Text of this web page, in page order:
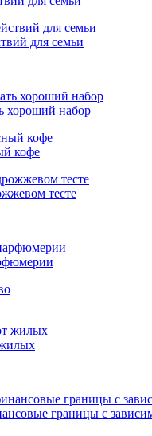
для семьи
хороший набор
кофе
тесте
границы с